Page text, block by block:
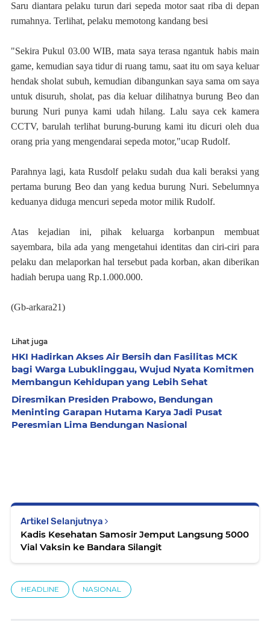
Saru diantara pelaku turun dari sepeda motor saat riba di depan
rumahnya. Terlihat, pelaku memotong kandang besi
"Sekira Pukul 03.00 WIB, mata saya terasa ngantuk habis main
game, kemudian saya tidur di ruang tamu, saat itu om saya keluar
hendak sholat subuh, kemudian dibangunkan saya sama om saya
untuk disuruh, sholat, pas dia keluar dilihatnya burung Beo dan
burung Nuri punya kami udah hilang. Lalu saya cek kamera
CCTV, barulah terlihat burung-burung kami itu dicuri oleh dua
orang pria yang mengendarai sepeda motor,"ucap Rudolf.
Parahnya lagi, kata Rusdolf pelaku sudah dua kali beraksi yang
pertama burung Beo dan yang kedua burung Nuri. Sebelumnya
keduanya diduga mencuri sepeda motor milik Rudolf.
Atas kejadian ini, pihak keluarga korbanpun membuat
sayembara, bila ada yang mengetahui identitas dan ciri-ciri para
pelaku dan melaporkan hal tersebut pada korban, akan diberikan
hadiah berupa uang Rp.1.000.000.
(Gb-arkara21)
Lihat juga
HKI Hadirkan Akses Air Bersih dan Fasilitas MCK
bagi Warga Lubuklinggau, Wujud Nyata Komitmen
Membangun Kehidupan yang Lebih Sehat
Diresmikan Presiden Prabowo, Bendungan
Meninting Garapan Hutama Karya Jadi Pusat
Peresmian Lima Bendungan Nasional
Artikel Selanjutnya
Kadis Kesehatan Samosir Jemput Langsung 5000
Vial Vaksin ke Bandara Silangit
HEADLINE NASIONAL